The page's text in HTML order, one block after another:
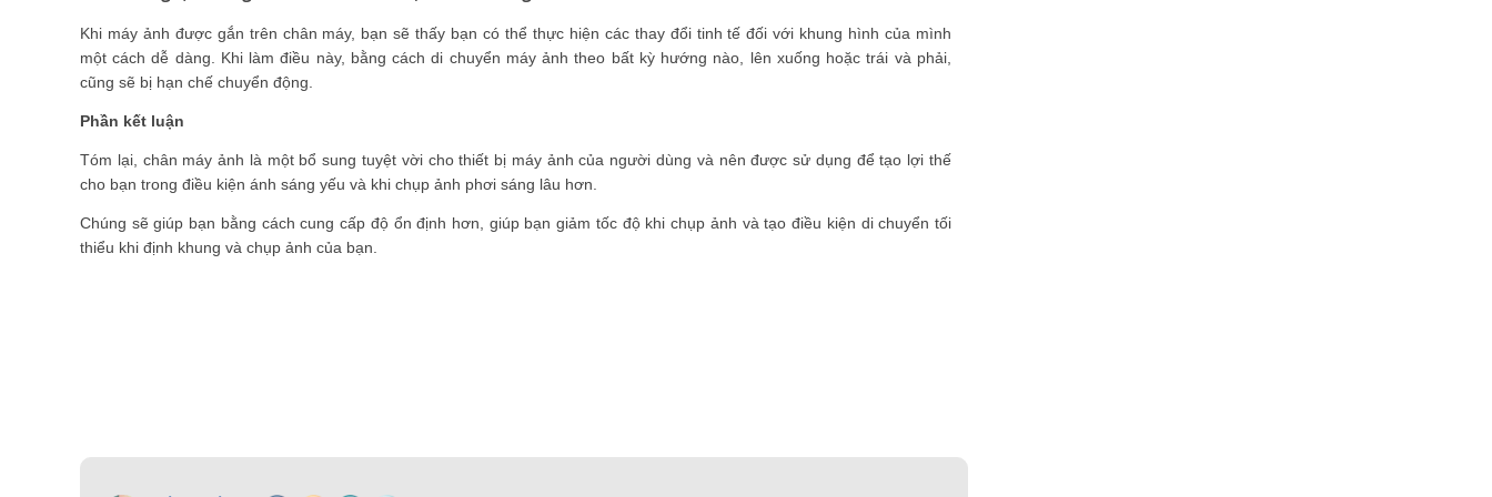
Khi máy ảnh được gắn trên chân máy, bạn sẽ thấy bạn có thể thực hiện các thay đổi tinh tế đối với khung hình của mình
một cách dễ dàng. Khi làm điều này, bằng cách di chuyển máy ảnh theo bất kỳ hướng nào, lên xuống hoặc trái và phải,
cũng sẽ bị hạn chế chuyển động.
Phần kết luận
Tóm lại, chân máy ảnh là một bổ sung tuyệt vời cho thiết bị máy ảnh của người dùng và nên được sử dụng để tạo lợi thế
cho bạn trong điều kiện ánh sáng yếu và khi chụp ảnh phơi sáng lâu hơn.
Chúng sẽ giúp bạn bằng cách cung cấp độ ổn định hơn, giúp bạn giảm tốc độ khi chụp ảnh và tạo điều kiện di chuyển tối
thiểu khi định khung và chụp ảnh của bạn.